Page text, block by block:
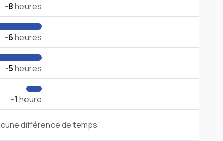
-8heures
-6heures
-5heures
-1 heure
différence de temps